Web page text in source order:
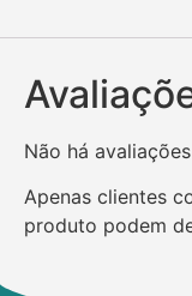
Não há
Apenas clientes
produto podem